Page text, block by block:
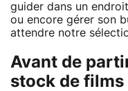
guider dans un
ou encore gérer son
attendre notre
Avant de
stock de films